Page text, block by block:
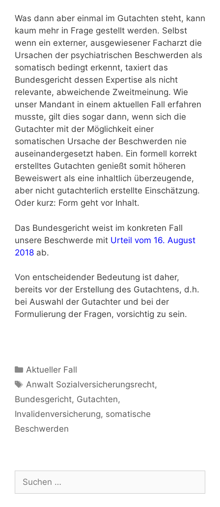
Was dann aber einmal im Gutachten steht, kann
kaum mehr in Frage gestellt werden. Selbst
wenn ein externer, ausgewiesener Facharzt die
Ursachen der psychiatrischen Beschwerden als
somatisch bedingt erkennt, taxiert das
Bundesgericht dessen Expertise als nicht
relevante, abweichende Zweitmeinung. Wie
unser Mandant in einem aktuellen Fall erfahren
musste, gilt dies sogar dann, wenn sich die
Gutachter mit der Möglichkeit einer
somatischen Ursache der Beschwerden nie
auseinandergesetzt haben. Ein formell korrekt
erstelltes Gutachten genießt somit höheren
Beweiswert als eine inhaltlich überzeugende,
aber nicht gutachterlich erstellte Einschätzung.
Oder kurz: Form geht vor Inhalt.
Das Bundesgericht weist im konkreten Fall
unsere Beschwerde mit Urteil vom 16. August
2018 ab.
Von entscheidender Bedeutung ist daher,
bereits vor der Erstellung des Gutachtens, d.h.
bei Auswahl der Gutachter und bei der
Formulierung der Fragen, vorsichtig zu sein.
Aktueller Fall
Anwalt Sozialversicherungsrecht,
Bundesgericht, Gutachten,
Invalidenversicherung, somatische
Beschwerden